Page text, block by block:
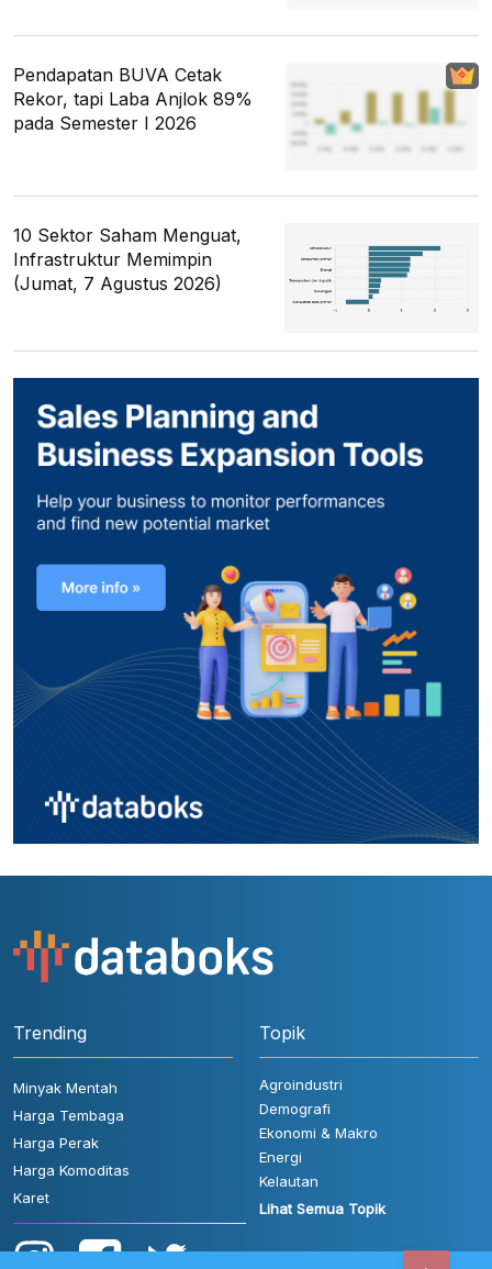
Pendapatan BUVA Cetak
Rekor, tapi Laba Anjlok 89%
pada Semester I 2026
10 Sektor Saham Menguat,
Infrastruktur Memimpin
(Jumat, 7 Agustus 2026)
Trending
Minyak Mentah
Harga Tembaga
Harga Perak
Harga Komoditas
Karet
Topik
Agroindustri
Demografi
Ekonomi & Makro
Energi
Kelautan
Lihat Semua Topik